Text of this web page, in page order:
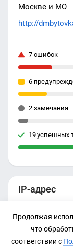
IP-адрес
Москве и МО
http://
7 ошибок
6
2 замечания
19 успешных
Продолжая
что
соответствии с